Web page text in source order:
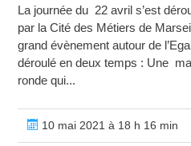
La journée du 22 avril s’est
par la Cité des Métiers de
grand évènement autour de
déroulé en deux temps : Une
ronde qui...
10 mai 2021 à 18 h 16 min